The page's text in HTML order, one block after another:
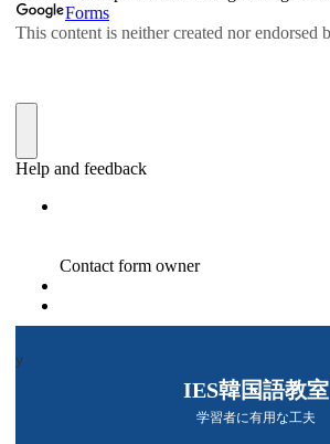
y
IES韓国語教室
学習者に有用な工夫